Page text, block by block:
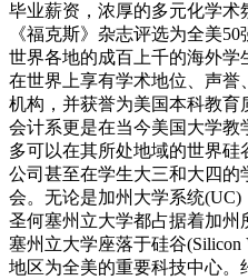
毕业薪资，浓厚的多元化学
《福克斯》杂志评选为全美
世界各地的成百上千的海外
在世界上享有学术地位、声
机构，并获誉为美国本科教
会计系更是在当今美国大学
多可以在其所处地域的世界
公司甚至在学生大三和大四
会。无论是加州大学系统
圣何塞州立大学都占据着加
塞州立大学座落于硅谷
地区为全美的重要科技中心。